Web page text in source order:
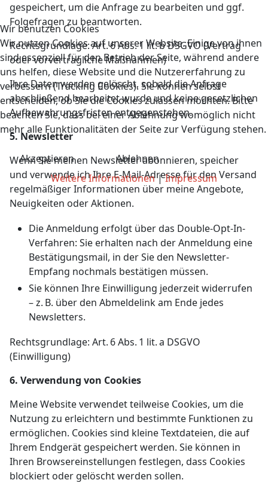
gespeichert, um die Anfrage zu bearbeiten und ggf.
Folgefragen zu beantworten.
Rechtsgrundlage: Art. 6 Abs. 1 lit. b DSGVO (Vertrag
oder vorvertragliche Maßnahmen)
Ihre Daten werden gelöscht, sobald die Anfrage
abschließend bearbeitet wurde und keine gesetzlichen
Aufbewahrungsfristen entgegenstehen.
5. Newsletter
Wenn Sie meinen Newsletter abonnieren, speicher
und verwende ich Ihre E-Mail-Adresse für den Versand
regelmäßiger Informationen über meine Angebote,
Neuigkeiten oder Aktionen.
Die Anmeldung erfolgt über das Double-Opt-In-
Verfahren: Sie erhalten nach der Anmeldung eine
Bestätigungsmail, in der Sie den Newsletter-
Empfang nochmals bestätigen müssen.
Sie können Ihre Einwilligung jederzeit widerrufen
– z. B. über den Abmeldelink am Ende jedes
Newsletters.
Rechtsgrundlage: Art. 6 Abs. 1 lit. a DSGVO
(Einwilligung)
6. Verwendung von Cookies
Meine Website verwendet teilweise Cookies, um die
Nutzung zu erleichtern und bestimmte Funktionen zu
ermöglichen. Cookies sind kleine Textdateien, die auf
Ihrem Endgerät gespeichert werden. Sie können in
Ihren Browsereinstellungen festlegen, dass Cookies
blockiert oder gelöscht werden sollen.
Wir benutzen Cookies
Wir nutzen Cookies auf unserer Website. Einige von ihnen
sind essenziell für den Betrieb der Seite, während andere
uns helfen, diese Website und die Nutzererfahrung zu
verbessern (Tracking Cookies). Sie können selbst
entscheiden, ob Sie die Cookies zulassen möchten. Bitte
beachten Sie, dass bei einer Ablehnung womöglich nicht
mehr alle Funktionalitäten der Seite zur Verfügung stehen.
Akzeptieren
Ablehnen
Weitere Informationen|Impressum